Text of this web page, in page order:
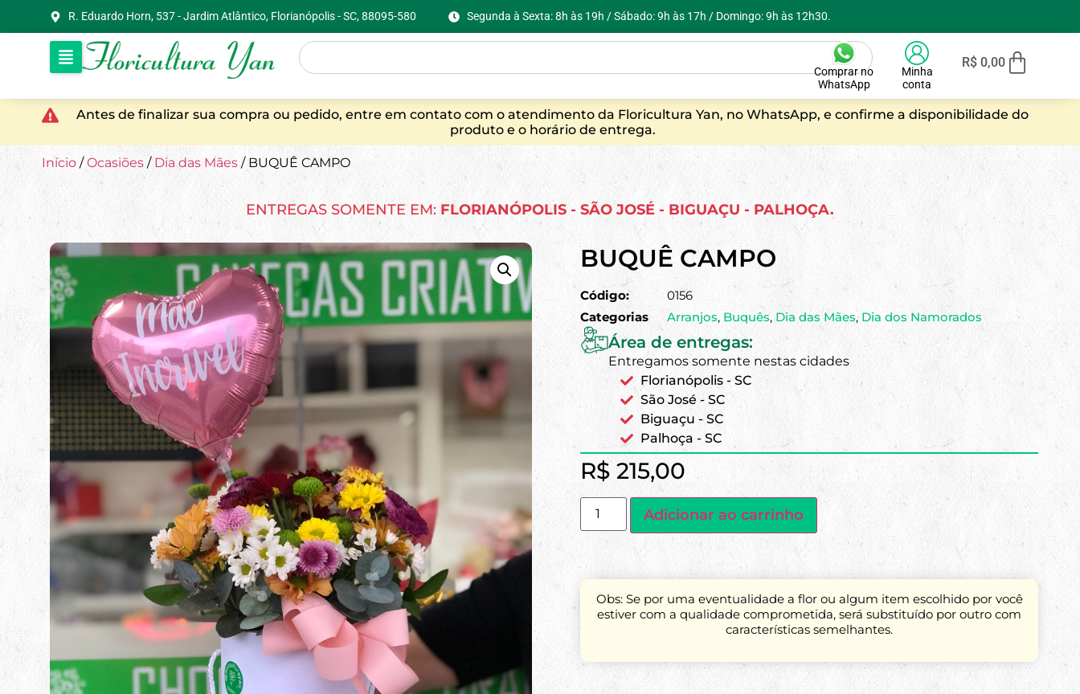
R. Eduardo Horn, 537 - Jardim Atlântico, Florianópolis - SC, 88095-580 Segunda à Sexta: 8h às 19h / Sábado: 9h às 17h / Domingo: 9h às 12h30.
Comprar no
WhatsApp
Minha
conta
R$ 0,00
Antes de finalizar sua compra ou pedido, entre em contato com o atendimento da Floricultura Yan, no WhatsApp, e confirme a disponibilidade do
produto e o horário de entrega.
Início /Ocasiões / Dia das Mães / BUQUÊ CAMPO
ENTREGAS SOMENTE EM: FLORIANÓPOLIS - SÃO JOSÉ - BIGUAÇU - PALHOÇA.
BUQUÊ CAMPO
Código:
0156
Categorias
Arranjos, Buquês, Dia das Mães, Dia dos Namorados
Área de entregas:
Entregamos somente nestas cidades
Florianópolis - SC
São José - SC
Biguaçu - SC
Palhoça - SC
R$ 215,00
Adicionar ao carrinho
Obs: Se por uma eventualidade a flor ou algum item escolhido por você
estiver com a qualidade comprometida, será substituído por outro com
características semelhantes.